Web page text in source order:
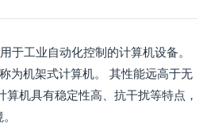
于工业自动化控制的计算机设备。
为机架式计算机。 其性能远高于无
算机具有稳定性高、抗干扰等特点，